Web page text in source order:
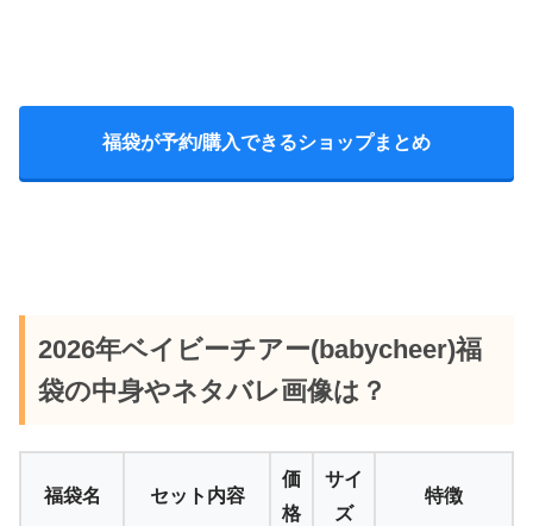
福袋が予約/購入できるショップまとめ
2026年ベイビーチアー(babycheer)福
袋の中身やネタバレ画像は？
福袋名 セット内容
価
格
サイ
ズ
特徴